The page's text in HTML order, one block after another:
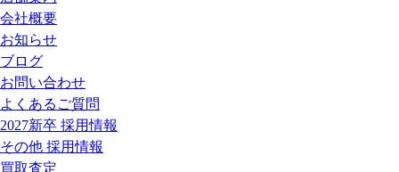
会社概要
お知らせ
ブログ
お問い合わせ
よくあるご質問
2027新卒 採用情報
その他 採用情報
買取査定